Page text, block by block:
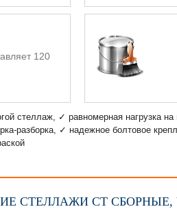
120
стеллаж, ✓ равномерная нагрузка
разборка, ✓ надежное болтовое
СТЕЛЛАЖИ СТ СБОРНЫЕ,